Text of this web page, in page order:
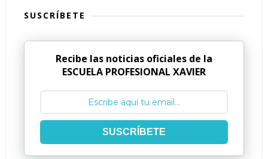
SUSCRÍBETE
Recibe las noticias oficiales de la
ESCUELA PROFESIONAL XAVIER
SUSCRÍBETE